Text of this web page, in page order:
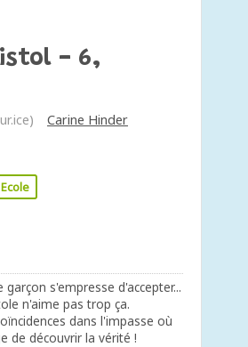
- 6,
Carine Hinder
Ecole
s'empresse d'accepter...
n'aime pas trop ça.
dans l'impasse où
de découvrir la vérité !